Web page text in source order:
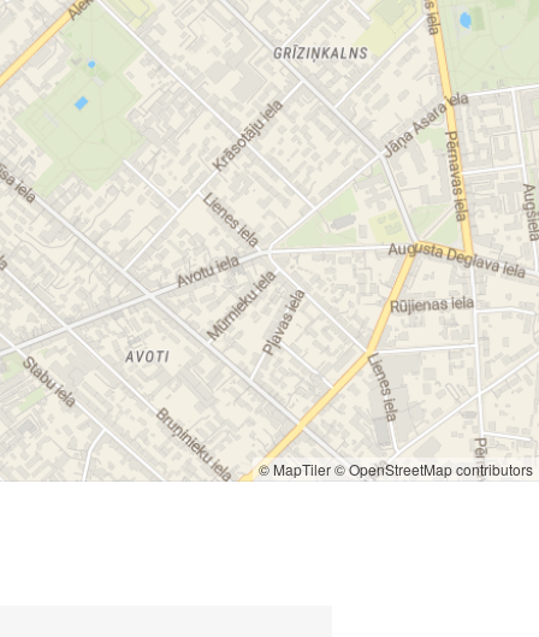
© MapTiler© OpenStreetMap contributors